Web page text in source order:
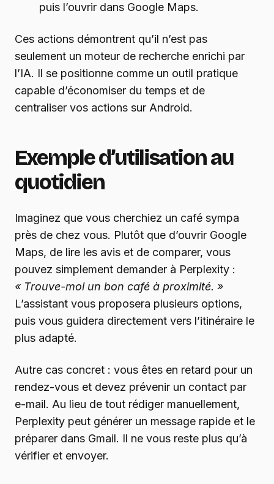
puis l’ouvrir dans Google Maps.
Ces actions démontrent qu’il n’est pas
seulement un moteur de recherche enrichi par
l’IA. Il se positionne comme un outil pratique
capable d’économiser du temps et de
centraliser vos actions sur Android.
Exemple d’utilisation au
quotidien
Imaginez que vous cherchiez un café sympa
près de chez vous. Plutôt que d’ouvrir Google
Maps, de lire les avis et de comparer, vous
pouvez simplement demander à Perplexity :
« Trouve-moi un bon café à proximité. »
L’assistant vous proposera plusieurs options,
puis vous guidera directement vers l’itinéraire le
plus adapté.
Autre cas concret : vous êtes en retard pour un
rendez-vous et devez prévenir un contact par
e-mail. Au lieu de tout rédiger manuellement,
Perplexity peut générer un message rapide et le
préparer dans Gmail. Il ne vous reste plus qu’à
vérifier et envoyer.